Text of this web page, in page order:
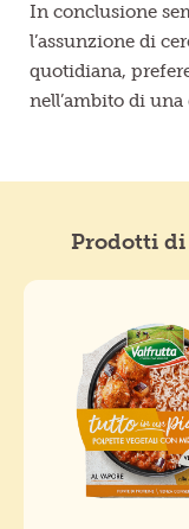
In conclusione
l’assunzione di
quotidiana,
nell’ambito di
Prodotti